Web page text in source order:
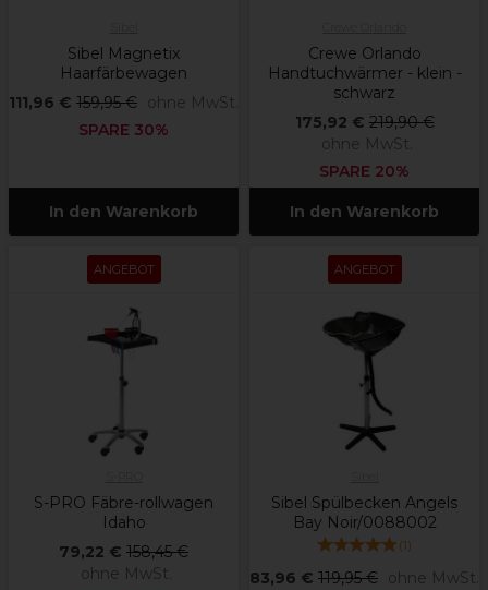
Sibel Magnetix
Haarfärbewagen
111,96 € 159,95 € ohne MwSt.
SPARE 30%
In den Warenkorb
Crewe Orlando
Handtuchwärmer - klein -
schwarz
175,92 € 219,90 €
ohne MwSt.
SPARE 20%
In den Warenkorb
ANGEBOT
S-PRO Fäbre-rollwagen
Idaho
79,22 € 158,45 €
ohne MwSt.
ANGEBOT
Sibel Spülbecken Angels
Bay Noir/0088002
(1)
83,96 € 119,95 € ohne MwSt.